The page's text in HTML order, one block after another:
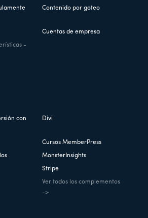
Contenido por goteo
Cuentas de empresa
-
con
Divi
Cursos MemberPress
MonsterInsights
Stripe
Ver todos los complementos
->